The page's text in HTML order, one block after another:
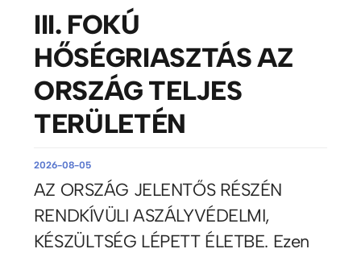
III. FOKÚ
HŐSÉGRIASZTÁS AZ
ORSZÁG TELJES
TERÜLETÉN
2026-08-05
AZ ORSZÁG JELENTŐS RÉSZÉN
RENDKÍVÜLI ASZÁLYVÉDELMI,
KÉSZÜLTSÉG LÉPETT ÉLETBE. Ezen